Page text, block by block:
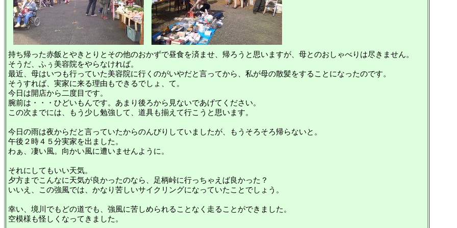
持ち帰った赤飯とやきとりとその他のおかずで昼食を済ませ、帰ろうと思いますが、母とのおしゃべりは尽きません。
そうだ、ふぅ美容院をやらなければ。
最近、母はいつも行っていた美容院に行くのがいやだと言ってから、私が母の散髪をすることになったのです。
そうすれば、実家に来る理由もできるでしょ、て。
今日は開店から二度目です。
腕前は・・・ひどいもんです。あまり後ろから見ないであげてください。
この次までには、もう少し勉強して、道具も揃えて行こうと思います。
今日の雨は夜からだと言っていたからのんびりしていましたが、もうそろそろ帰らないと。
午後２時４５分実家を出ました。
わぁ、凄い風。向かい風に遭いませんように。
それにしてもいい天気。
夕方までこんなに天気が良かったのなら、足柄峠に行っちゃえば良かった？
いいえ、この強風では、かなり苦しいサイクリングになっていたことでしょう。
幸い、境川でもどの道でも、強風に苦しめられることなく走ることができました。
空模様も怪しくなってきました。